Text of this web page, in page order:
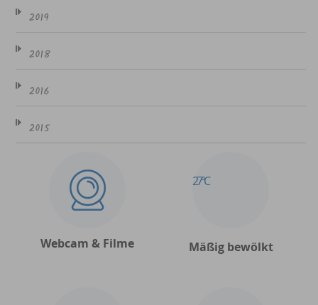
2019
2018
2016
2015
Webcam & Filme
27°C
Mäßig bewölkt